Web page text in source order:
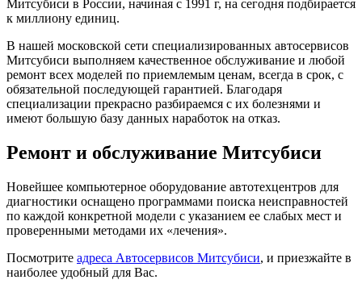
Митсубиси в России, начиная с 1991 г, на сегодня подбирается
к миллиону единиц.
В нашей московской сети специализированных автосервисов
Митсубиси выполняем качественное обслуживание и любой
ремонт всех моделей по приемлемым ценам, всегда в срок, с
обязательной последующей гарантией. Благодаря
специализации прекрасно разбираемся с их болезнями и
имеют большую базу данных наработок на отказ.
Ремонт и обслуживание Митсубиси
Новейшее компьютерное оборудование автотехцентров для
диагностики оснащено программами поиска неисправностей
по каждой конкретной модели с указанием ее слабых мест и
проверенными методами их «лечения».
Посмотрите адреса Автосервисов Митсубиси, и приезжайте в
наиболее удобный для Вас.